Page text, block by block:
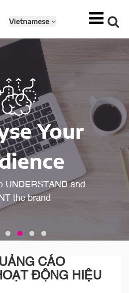
Vietnamese
Your
UNDERSTAND and
the brand
CÁO
ĐỘNG HIỆU